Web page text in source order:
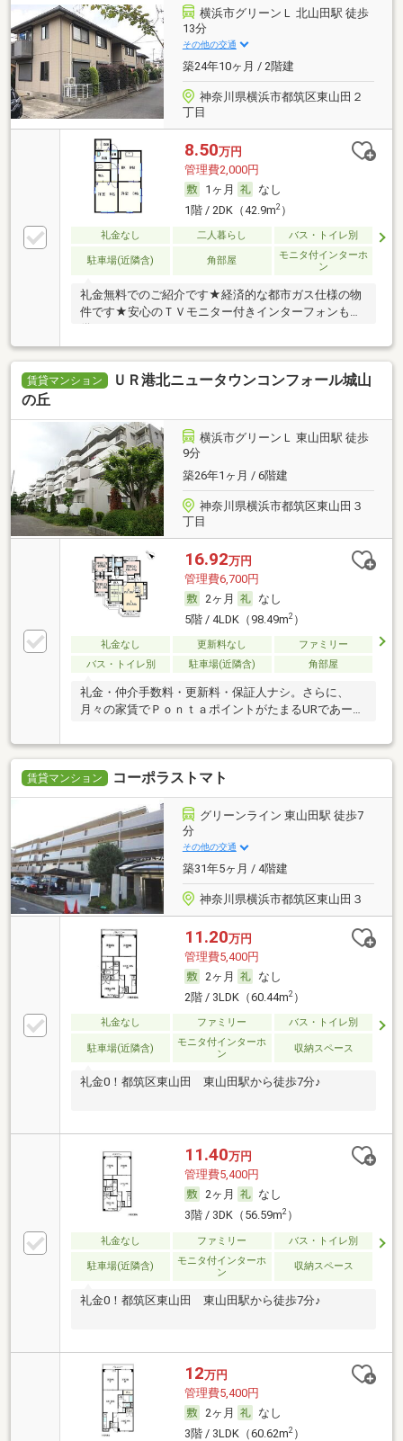
横浜市グリーンＬ 北山田駅 徒歩
13分
その他の交通
築24年10ヶ月 / 2階建
神奈川県横浜市都筑区東山田２
丁目
8.50万円
管理費2,000円
1ヶ月
なし
1階 / 2DK（42.9m2）
礼金なし 二人暮らし バス・トイレ別
駐車場(近隣含) 角部屋
モニタ付インターホ
ン
礼金無料でのご紹介です★経済的な都市ガス仕様の物
件です★安心のＴＶモニター付きインターフォンも完
賃貸マンション
ＵＲ港北ニュータウンコンフォール城山
の丘
横浜市グリーンＬ 東山田駅 徒歩
9分
築26年1ヶ月 / 6階建
神奈川県横浜市都筑区東山田３
丁目
16.92万円
管理費6,700円
2ヶ月
なし
5階 / 4LDK（98.49m2）
礼金なし 更新料なし
ファミリー
バス・トイレ別
駐車場(近隣含) 角部屋
礼金・仲介手数料・更新料・保証人ナシ。さらに、
月々の家賃でＰｏｎｔａポイントがたまるURであー
賃貸マンション コーポラストマト
グリーンライン 東山田駅 徒歩7
分
その他の交通
築31年5ヶ月 / 4階建
神奈川県横浜市都筑区東山田３
11.20万円
管理費5,400円
2ヶ月
なし
2階 / 3LDK（60.44m2）
礼金なし ファミリー バス・トイレ別
駐車場(近隣含)
モニタ付インターホ
ン
収納スペース
礼金0！都筑区東山田 東山田駅から徒歩7分♪
11.40万円
管理費5,400円
2ヶ月
なし
3階 / 3DK（56.59m2）
礼金なし ファミリー バス・トイレ別
駐車場(近隣含)
モニタ付インターホ
ン
収納スペース
礼金0！都筑区東山田 東山田駅から徒歩7分♪
12万円
管理費5,400円
2ヶ月
なし
3階 / 3LDK（60.62m2）